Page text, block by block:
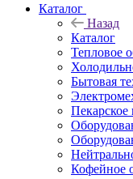
Каталог
Назад
Каталог
Тепловое
Бытовая
Пекарское
Кофейное